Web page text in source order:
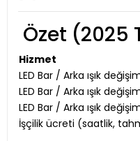
Özet (2025
Hizmet
LED Bar / Arka ışık
LED Bar / Arka ışık
LED Bar / Arka ışık
İşçilik ücreti (saatlik,